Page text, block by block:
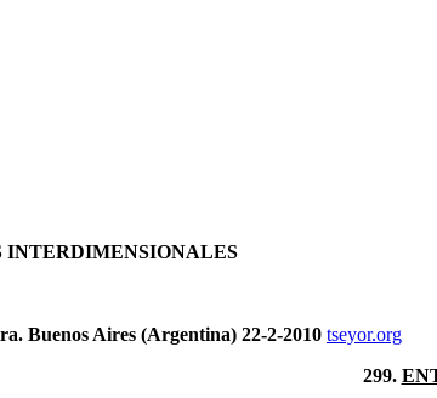
INTERDIMENSIONALES
Buenos Aires (Argentina) 22-2-2010 tseyor.org
299.